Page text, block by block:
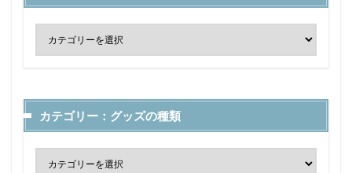
カテゴリー：グッズの種類